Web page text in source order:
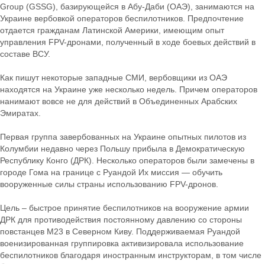
Group (GSSG), базирующейся в Абу-Даби (ОАЭ), занимаются на
Украине вербовкой операторов беспилотников. Предпочтение
отдается гражданам Латинской Америки, имеющим опыт
управления FPV-дронами, полученный в ходе боевых действий в
составе ВСУ.
Как пишут некоторые западные СМИ, вербовщики из ОАЭ
находятся на Украине уже несколько недель. Причем операторов
нанимают вовсе не для действий в Объединенных Арабских
Эмиратах.
Первая группа завербованных на Украине опытных пилотов из
Колумбии недавно через Польшу прибыла в Демократическую
Республику Конго (ДРК). Несколько операторов были замечены в
городе Гома на границе с Руандой Их миссия — обучить
вооруженные силы страны использованию FPV-дронов.
Цель – быстрое принятие беспилотников на вооружение армии
ДРК для противодействия постоянному давлению со стороны
повстанцев M23 в Северном Киву. Поддерживаемая Руандой
военизированная группировка активизировала использование
беспилотников благодаря иностранным инструкторам, в том числе